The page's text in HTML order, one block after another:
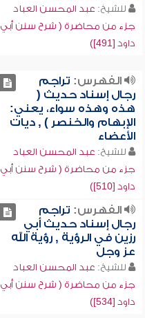
للشيخ: عبد المحسن العباد
جزء من محاضرة ( شرح سنن أبي
داود [491])
الفهرس: تراجم
رجال إسناد حديث (
هذه وهذه سواء، يعني:
الإبهام والخنصر ) , ديات
الأعضاء
للشيخ: عبد المحسن العباد
جزء من محاضرة ( شرح سنن أبي
داود [510])
الفهرس: تراجم
رجال إسناد حديث أبي
رزين في الرؤية , رؤية الله
عز وجل
للشيخ: عبد المحسن العباد
جزء من محاضرة ( شرح سنن أبي
داود [534])